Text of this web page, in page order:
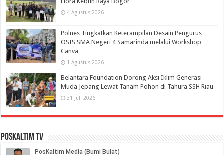
4 Agustus 2026
Polnes Tingkatkan Keterampilan Desain Pengurus
OSIS SMA Negeri 4 Samarinda melalui Workshop
Canva
1 Agustus 2026
Belantara Foundation Dorong Aksi Iklim Generasi
Muda Jepang Lewat Tanam Pohon di Tahura SSH Riau
31 Juli 2026
PosKaltim TV